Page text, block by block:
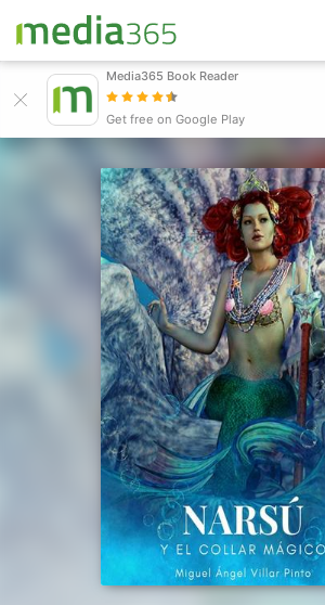
Iniciar sesión
Publicar
Media365 Book Reader
Get free on Google Play